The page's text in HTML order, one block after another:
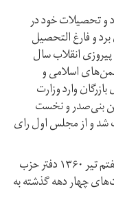
۱۳۳۱ در تهران بود و تحصیلات خود در
برد و فارغ التحصیل
انقلاب سال
اسلامی و
وارد وزارت
بنی‌صدر و نخست
شد و از مجلس اول رای
از او به عنوان یکی جان به‌دربردگان از انفجار هفتم تیر ۱۳۶۰ دفتر حزب
چهار دهه گذشته به